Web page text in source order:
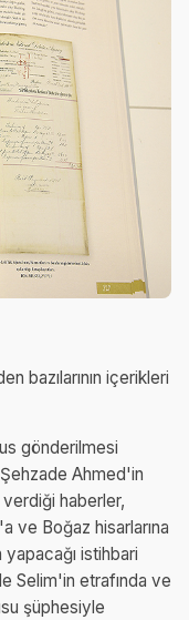
bazılarının içerikleri
gönderilmesi
Ahmed'in
haberler,
ve Boğaz hisarlarına
istihbari
Selim'in etrafında ve
şüphesiyle